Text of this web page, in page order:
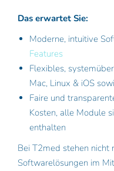
Das erwartet Sie:
Moderne, intuitive
Features
Flexibles,
Mac, Linux & iOS
Faire und
Kosten, alle Module
enthalten
Bei T2med stehen nicht
Softwarelösungen im